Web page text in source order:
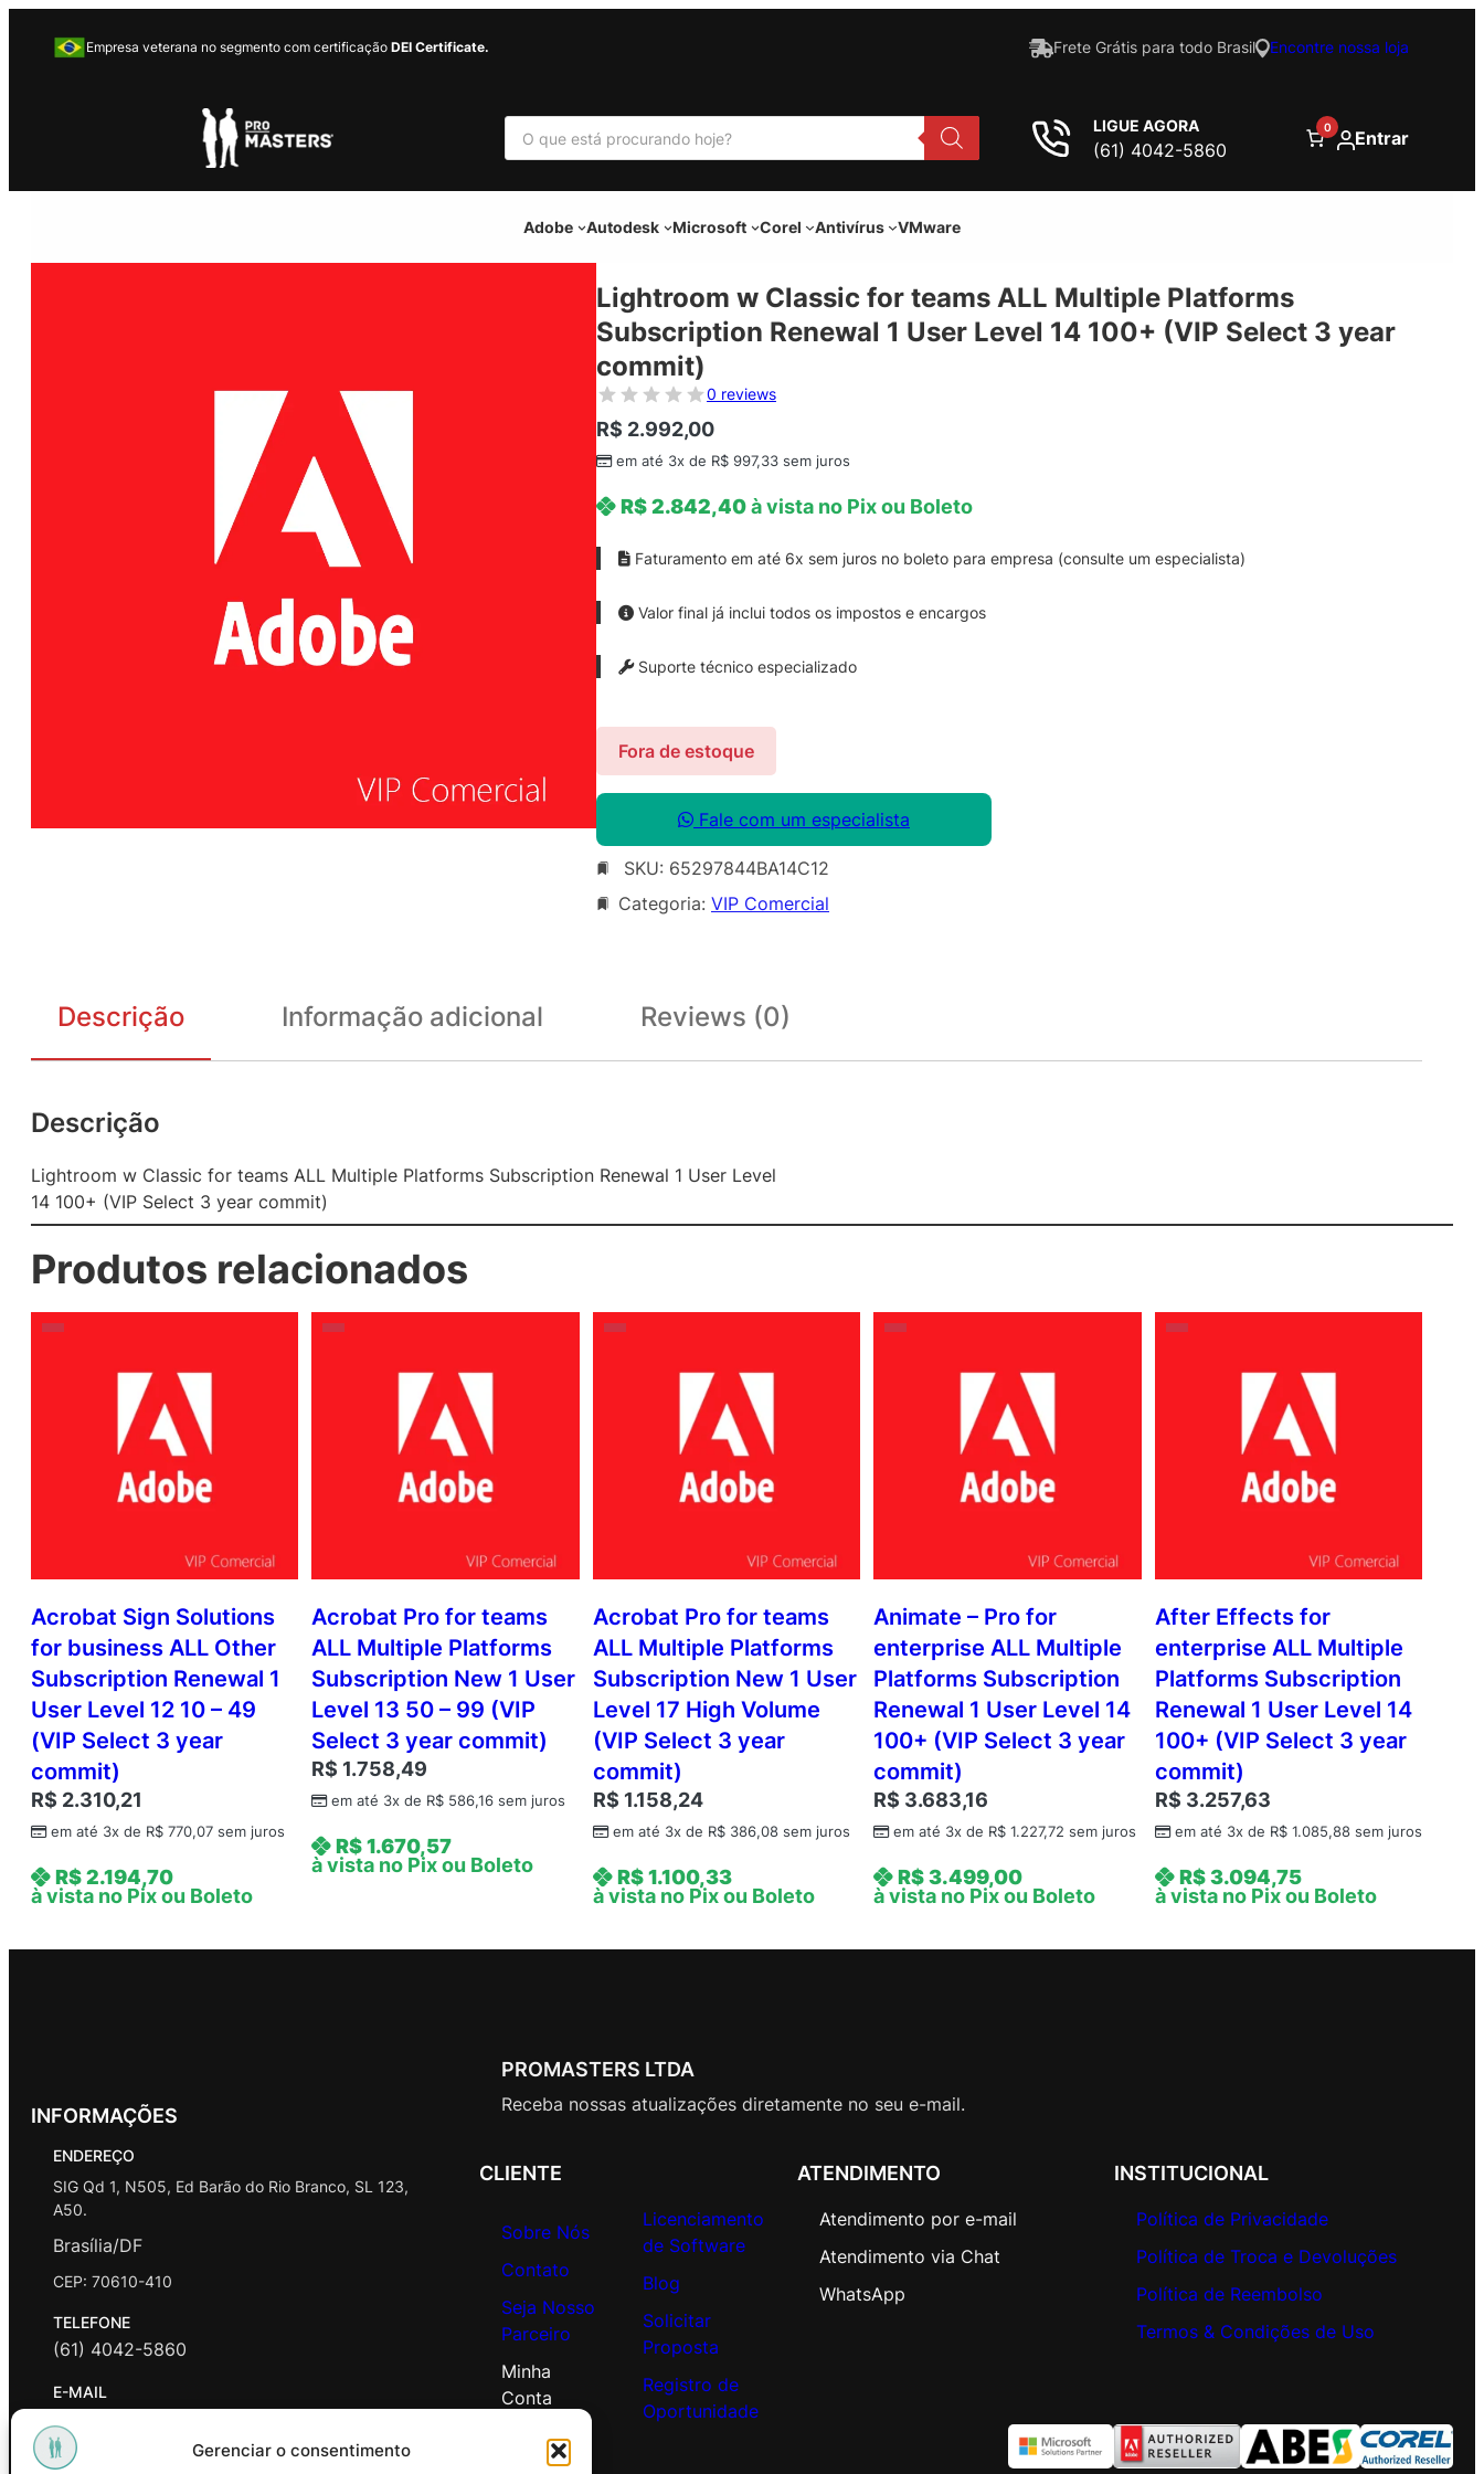
Gerenciar o consentimento
Empresa veterana no segmento com certificação DEI Certificate. Frete Grátis para todo Brasil Encontre nossa loja
P
s
u
r
LIGUE AGORA
(61) 4042-5860
0 Entrar
Adobe Autodesk Microsoft Corel Antivírus VMware
Lightroom w Classic for teams ALL Multiple Platforms
Subscription Renewal 1 User Level 14 100+ (VIP Select 3 year
commit)
0 reviews
R$ 2.992,00
em até 3x de R$ 997,33 sem juros
R$2.842,40à vista no Pix ou Boleto
Faturamento em até 6x sem juros no boleto para empresa (consulte um especialista)
Valor final já inclui todos os impostos e encargos
Suporte técnico especializado
Fora de estoque
Fale com um especialista
SKU: 65297844BA14C12
Categoria: VIP Comercial
Descrição Informação adicional Reviews (0)
Descrição
Lightroom w Classic for teams ALL Multiple Platforms Subscription Renewal 1 User Level
14 100+ (VIP Select 3 year commit)
Produtos relacionados
Acrobat Sign Solutions
for business ALL Other
Subscription Renewal 1
User Level 12 10 – 49
(VIP Select 3 year
commit)
R$ 2.310,21
em até 3x de R$ 770,07 sem juros
R$2.194,70
à vista no Pix ou Boleto
Acrobat Pro for teams
ALL Multiple Platforms
Subscription New 1 User
Level 13 50 – 99 (VIP
Select 3 year commit)
R$ 1.758,49
em até 3x de R$ 586,16 sem juros
R$1.670,57
à vista no Pix ou Boleto
Acrobat Pro for teams
ALL Multiple Platforms
Subscription New 1 User
Level 17 High Volume
(VIP Select 3 year
commit)
R$ 1.158,24
em até 3x de R$386,08sem juros
R$1.100,33
à vista no Pix ou Boleto
Animate – Pro for
enterprise ALL Multiple
Platforms Subscription
Renewal 1 User Level 14
100+ (VIP Select 3 year
commit)
R$ 3.683,16
em até 3x de R$ 1.227,72 sem juros
R$3.499,00
à vista no Pix ou Boleto
After Effects for
enterprise ALL Multiple
Platforms Subscription
Renewal 1 User Level 14
100+ (VIP Select 3 year
commit)
R$ 3.257,63
em até 3x de R$1.085,88sem juros
R$3.094,75
à vista no Pix ou Boleto
INFORMAÇÕES
ENDEREÇO
SIG Qd 1, N505, Ed Barão do Rio Branco, SL 123,
A50.
Brasília/DF
CEP: 70610-410
TELEFONE
(61) 4042-5860
E-MAIL
contato@promasters.net.br
HORÁRIO DE ATENDIMENTO
PROMASTERS LTDA
Receba nossas atualizações diretamente no seu e-mail.
CLIENTE
Sobre Nós
Contato
Seja Nosso
Parceiro
Minha
Conta
Licenciamento
de Software
Blog
Solicitar
Proposta
Registro de
Oportunidade
ATENDIMENTO
Atendimento por e-mail
Atendimento via Chat
WhatsApp
INSTITUCIONAL
Política de Privacidade
Política de Troca e Devoluções
Política de Reembolso
Termos & Condições de Uso